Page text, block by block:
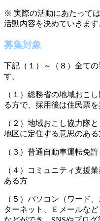
※ 実際の活動にあたって
活動内容を決めていきます
募集対象
下記（１）～（８）全て
す。
（１）総務省の地域おこ
る方で、採用後は住民票
（２）地域おこし協力隊
地区に定住する意思のある
（３）普通自動車運転免
（４）コミュニティ支援
ある方
（５）パソコン（ワード
ターネット、Ｅメールな